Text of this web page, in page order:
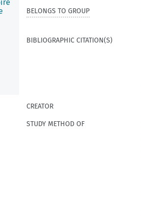
BELONGS TO GROUP
BIBLIOGRAPHIC CITATION(S)
CREATOR
STUDY METHOD OF